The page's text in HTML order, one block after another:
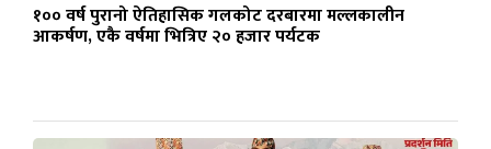
१०० वर्ष पुरानो ऐतिहासिक गलकोट दरबारमा मल्लकालीन
आकर्षण, एकै वर्षमा भित्रिए २० हजार पर्यटक